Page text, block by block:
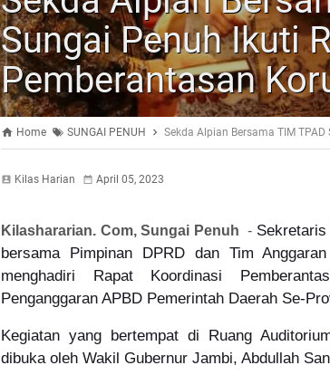
Sungai Penuh Ikuti
Pemberantasan
Home SUNGAI PENUH Sekda Alpian Bersama TIM
Kilas Harian April 05, 2023
Kilashararian. Com, Sungai Penuh -
bersama Pimpinan DPRD dan Tim
menghadiri Rapat Koordinasi
Penganggaran APBD Pemerintah Daerah Se-
Kegiatan yang bertempat di Ruang
dibuka oleh Wakil Gubernur Jambi, Abdullah